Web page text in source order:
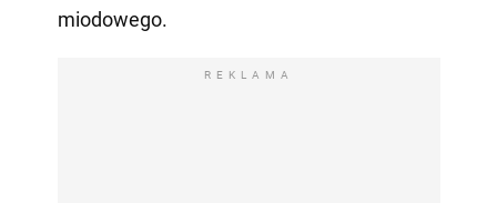
miodowego.
REKLAMA